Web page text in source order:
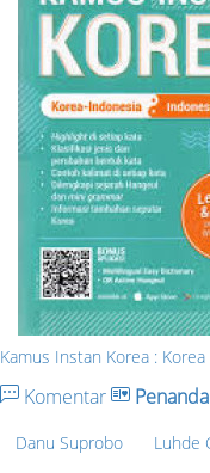
Kamus Instan Korea :
Komentar Penanda
Danu Suprobo Luhde